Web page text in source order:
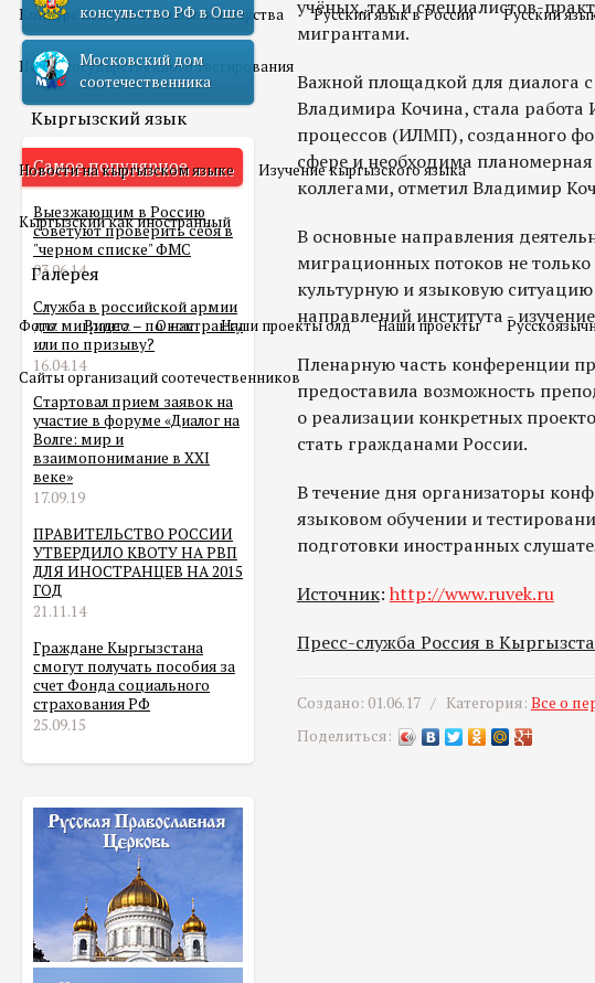
Конкурс педагогического мастерства Русский язык в России Русский
Центр государственного тестирования
Кыргызский язык
Новости на кыргызском языке Изучение кыргызского языка
Кыргызский как иностранный
Галерея
Фото Видео О нас Наши проекты олд Наши проекты
Сайты организаций соотечественников
консульство РФ в Оше
Московский дом
соотечественника
Самое популярное
Выезжающим в Россию
советуют проверить себя в
"черном списке" ФМС
03.06.14
Служба в российской армии
для мигранта – по контракту
или по призыву?
16.04.14
Стартовал прием заявок на
участие в форуме «Диалог на
Волге: мир и
взаимопонимание в XXI
веке»
17.09.19
ПРАВИТЕЛЬСТВО РОССИИ
УТВЕРДИЛО КВОТУ НА РВП
ДЛЯ ИНОСТРАНЦЕВ НА 2015
ГОД
21.11.14
Граждане Кыргызстана
смогут получать пособия за
счет Фонда социального
страхования РФ
25.09.15
учёных, так и специалистов-
мигрантами.
Важной площадкой для диалога
Владимира Кочина, стала
процессов (ИЛМП), созданного
сфере и необходима
коллегами, отметил Владимир
В основные направления
миграционных потоков не
культурную и языковую
направлений института -
Пленарную часть конференции
предоставила возможность
о реализации конкретных
стать гражданами России.
В течение дня организаторы
языковом обучении и
подготовки иностранных
Источник: http://www.ruvek.ru
Пресс-служба Россия в
Создано: 01.06.17 / Категория: Все о
Поделиться: